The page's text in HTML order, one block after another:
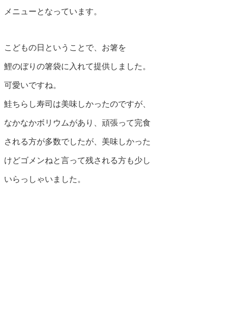
メニューとなっています。
こどもの日ということで、お箸を
鯉のぼりの箸袋に入れて提供しました。
可愛いですね。
鮭ちらし寿司は美味しかったのですが、
なかなかボリウムがあり、頑張って完食
される方が多数でしたが、美味しかった
けどゴメンねと言って残される方も少し
いらっしゃいました。